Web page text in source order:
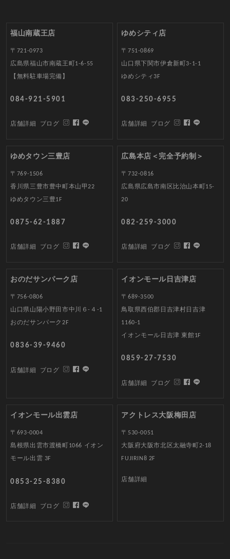
福山南蔵王店
〒721-0973
広島県福山市南蔵王町1-6-55
【無料駐車場完備】
084-921-5901
店舗詳細 ブログ
ゆめシティ店
〒751-0869
山口県下関市伊倉新町3-1-1
ゆめシティ3F
083-250-6955
店舗詳細 ブログ
ゆめタウン三豊店
〒769-1506
香川県三豊市豊中町本山甲22
ゆめタウン三豊1F
0875-62-1887
店舗詳細 ブログ
広島本店＜完全予約制＞
〒732-0816
広島県広島市南区比治山本町15-
20
082-259-3000
店舗詳細 ブログ
おのだサンパーク店
〒756-0806
山口県山陽小野田市中川６-４-1
おのだサンパーク2F
0836-39-9460
店舗詳細 ブログ
イオンモール日吉津店
〒689-3500
鳥取県西伯郡日吉津村日吉津
1160-1
イオンモール日吉津 東館1F
0859-27-7530
店舗詳細 ブログ
イオンモール出雲店
〒693-0004
島根県出雲市渡橋町1066 イオン
モール出雲 3F
0853-25-8380
店舗詳細 ブログ
アクトレス大阪梅田店
〒530-0051
大阪府大阪市北区太融寺町2-18
FUJIRIN8 2F
店舗詳細